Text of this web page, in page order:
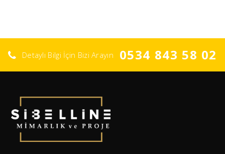
Detaylı Bilgi İçin Bizi Arayın 0534 843 58 02